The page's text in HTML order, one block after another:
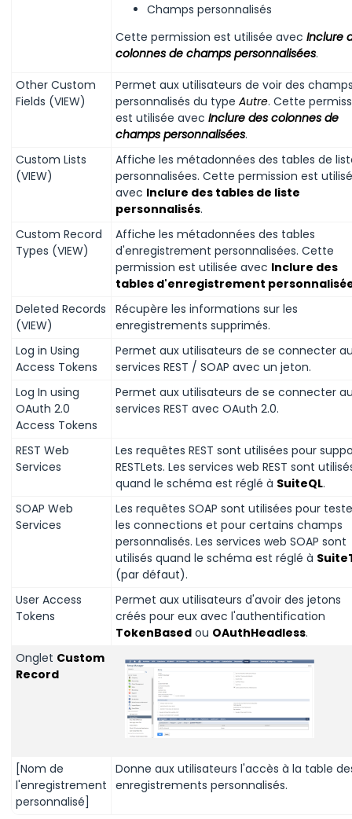
Champs personnalisés
Cette permission est utilisée avec Inclure
colonnes de champs personnalisées.
Other Custom
Fields (VIEW)
Permet aux utilisateurs de voir des
personnalisés du type Autre. Cette
est utilisée avec Inclure des colonnes de
champs personnalisées.
Custom Lists
(VIEW)
Affiche les métadonnées des tables de
personnalisées. Cette permission est
avec Inclure des tables de liste
personnalisés.
Custom Record
Types (VIEW)
Affiche les métadonnées des tables
d'enregistrement personnalisées. Cette
permission est utilisée avec Inclure des
tables d'enregistrement
Deleted Records
(VIEW)
Récupère les informations sur les
enregistrements supprimés.
Log in Using
Access Tokens
Permet aux utilisateurs de se connecter
services REST / SOAP avec un jeton.
Log In using
OAuth 2.0
Access Tokens
Permet aux utilisateurs de se connecter
services REST avec OAuth 2.0.
REST Web
Services
Les requêtes REST sont utilisées pour
RESTLets. Les services web REST sont
quand le schéma est réglé à SuiteQL.
SOAP Web
Services
Les requêtes SOAP sont utilisées pour
les connections et pour certains champs
personnalisés. Les services web SOAP sont
utilisés quand le schéma est réglé à
(par défaut).
User Access
Tokens
Permet aux utilisateurs d'avoir des jetons
créés pour eux avec l'authentification
TokenBased ou OAuthHeadless.
Onglet Custom
Record
[Nom de
l'enregistrement
personnalisé]
Donne aux utilisateurs l'accès à la table
enregistrements personnalisés.